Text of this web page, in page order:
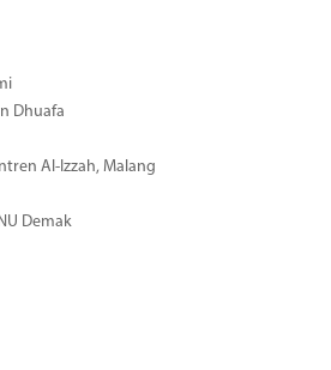
Dhuafa
Al-Izzah, Malang
Demak